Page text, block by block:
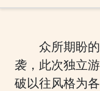
众所期盼
袭，此次独立
破以往风格为